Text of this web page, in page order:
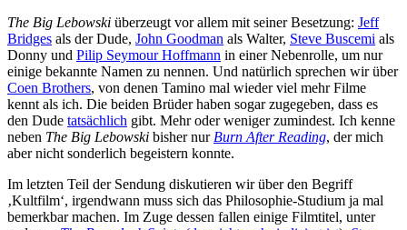
The Big Lebowski überzeugt vor allem mit seiner Besetzung: Jeff
Bridges als der Dude, John Goodman als Walter, Steve Buscemi als
Donny und Pilip Seymour Hoffmann in einer Nebenrolle, um nur
einige bekannte Namen zu nennen. Und natürlich sprechen wir über
Coen Brothers, von denen Tamino mal wieder viel mehr Filme
kennt als ich. Die beiden Brüder haben sogar zugegeben, dass es
den Dude tatsächlich gibt. Mehr oder weniger zumindest. Ich kenne
neben The Big Lebowski bisher nur Burn After Reading, der mich
aber nicht sonderlich begeistern konnte.
Im letzten Teil der Sendung diskutieren wir über den Begriff
‚Kultfilm‘, irgendwann muss sich das Philosophie-Studium ja mal
bemerkbar machen. Im Zuge dessen fallen einige Filmtitel, unter